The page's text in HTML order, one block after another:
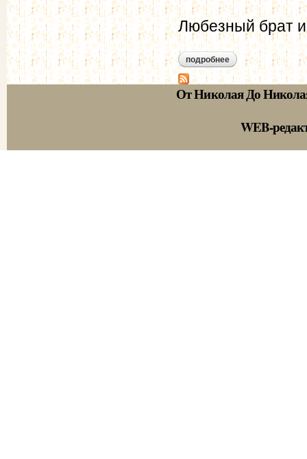
Любезный брат
подробнее о муравьев а.н. -
От Николая До
WEB-